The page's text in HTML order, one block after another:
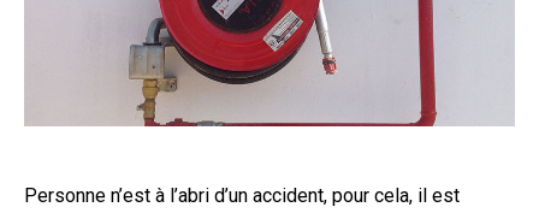
Personne n’est à l’abri d’un accident, pour cela, il est